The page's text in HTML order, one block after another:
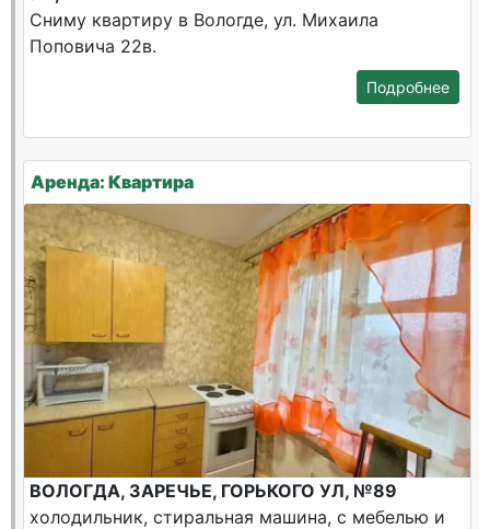
Сниму квартиру в Вологде, ул. Михаила
Поповича 22в.
Подробнее
Аренда: Квартира
ВОЛОГДА, ЗАРЕЧЬЕ, ГОРЬКОГО УЛ, №89
холодильник, стиральная машина, с мебелью и